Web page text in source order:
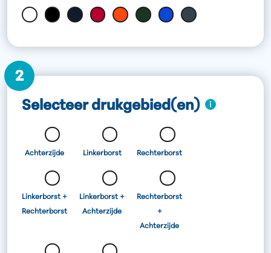
2
Selecteer drukgebied(en)
Achterzijde Linkerborst Rechterborst
Linkerborst +
Rechterborst
Linkerborst +
Achterzijde
Rechterborst
+
Achterzijde